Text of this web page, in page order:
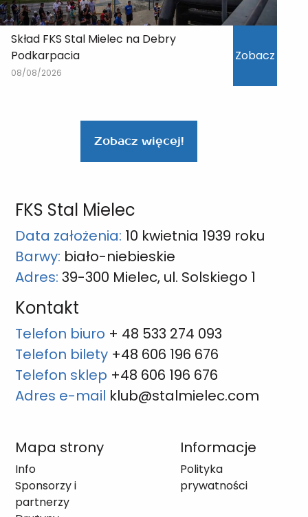
Skład FKS Stal Mielec na Debry
Podkarpacia
08/08/2026
Zobacz
Zobacz więcej!
FKS Stal Mielec
Data założenia: 10 kwietnia 1939 roku
Barwy: biało-niebieskie
Adres: 39-300 Mielec, ul. Solskiego 1
Kontakt
Telefon biuro + 48 533 274 093
Telefon bilety +48 606 196 676
Telefon sklep +48 606 196 676
Adres e-mail klub@stalmielec.com
Mapa strony
Info
Sponsorzy i
partnerzy
Informacje
Polityka
prywatności